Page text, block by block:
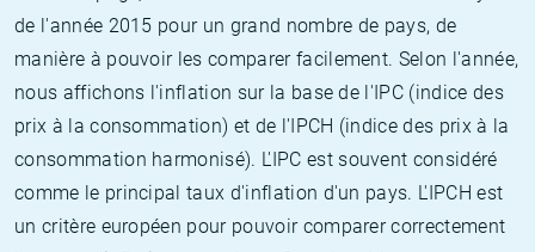
de l'année 2015 pour un grand nombre de pays, de
manière à pouvoir les comparer facilement. Selon l'année,
nous affichons l'inflation sur la base de l'IPC (indice des
prix à la consommation) et de l'IPCH (indice des prix à la
consommation harmonisé). L'IPC est souvent considéré
comme le principal taux d'inflation d'un pays. L'IPCH est
un critère européen pour pouvoir comparer correctement